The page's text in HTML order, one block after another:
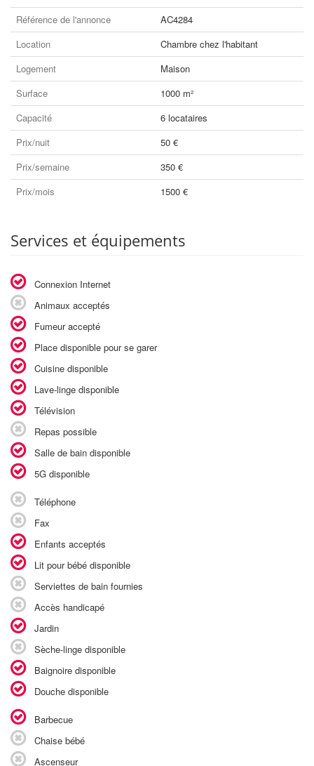
Référence de l'annonce
AC4284
Location
Chambre chez l'habitant
Logement
Maison
Surface
1000 m²
Capacité
6 locataires
Prix/nuit
50 €
Prix/semaine
350 €
Prix/mois
1500 €
Services et équipements
Connexion Internet
Animaux acceptés
Fumeur accepté
Place disponible pour se garer
Cuisine disponible
Lave-linge disponible
Télévision
Repas possible
Salle de bain disponible
5G disponible
Téléphone
Fax
Enfants acceptés
Lit pour bébé disponible
Serviettes de bain fournies
Accès handicapé
Jardin
Sèche-linge disponible
Baignoire disponible
Douche disponible
Barbecue
Chaise bébé
Ascenseur